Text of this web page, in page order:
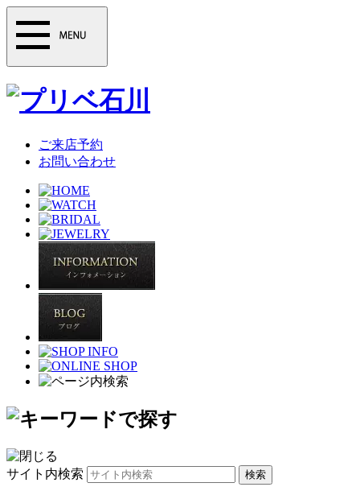
ご来店予約
お問い合わせ
サイト内検索